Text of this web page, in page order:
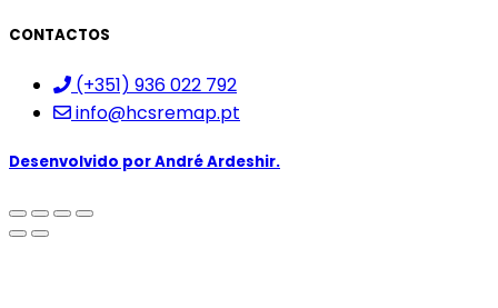
CONTACTOS
(+351) 936 022 792
info@hcsremap.pt
Desenvolvido porAndré Ardeshir.